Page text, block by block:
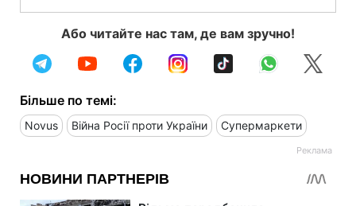
Або читайте нас там, де вам зручно!
Більше по темі:
Novus Війна Росії проти України Супермаркети